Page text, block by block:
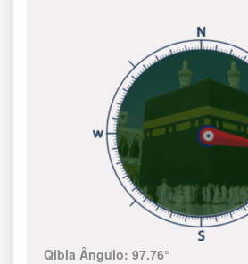
Qibla Ângulo:97.76°